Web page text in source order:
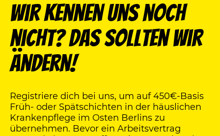
Wir kennen uns noch
nicht? Das sollten wir
ändern!
Registriere dich bei uns, um auf 450€-Basis
Früh- oder Spätschichten in der häuslichen
Krankenpflege im Osten Berlins zu
übernehmen. Bevor ein Arbeitsvertrag